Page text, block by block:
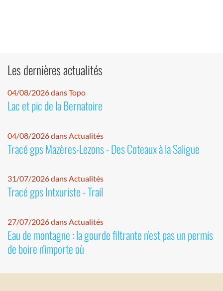
Les dernières actualités
04/08/2026 dans Topo
Lac et pic de la Bernatoire
04/08/2026 dans Actualités
Tracé gps Mazères-Lezons - Des Coteaux à la Saligue
31/07/2026 dans Actualités
Tracé gps Intxuriste - Trail
27/07/2026 dans Actualités
Eau de montagne : la gourde filtrante n'est pas un permis
de boire n'importe où